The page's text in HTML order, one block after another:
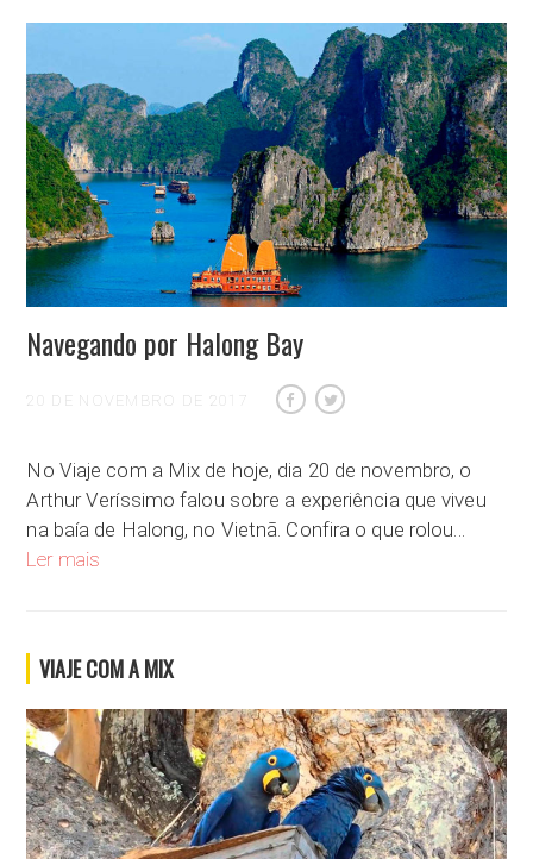
Navegando por Halong Bay
20 DE NOVEMBRO DE 2017
No Viaje com a Mix de hoje, dia 20 de novembro, o
Arthur Veríssimo falou sobre a experiência que viveu
na baía de Halong, no Vietnã. Confira o que rolou…
Ler mais
VIAJE COM A MIX